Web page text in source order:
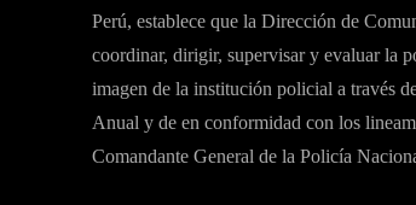
Perú, establece que la Dirección de
coordinar, dirigir, supervisar y evaluar la
imagen de la institución policial a través
Anual y de en conformidad con los
Comandante General de la Policía